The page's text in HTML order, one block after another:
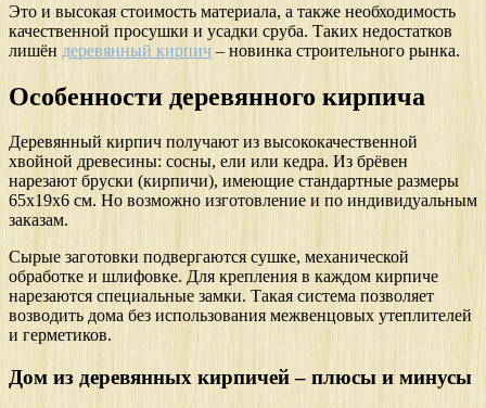
Это и высокая стоимость материала, а также необходимость
качественной просушки и усадки сруба. Таких недостатков
лишён деревянный кирпич – новинка строительного рынка.
Особенности деревянного кирпича
Деревянный кирпич получают из высококачественной
хвойной древесины: сосны, ели или кедра. Из брёвен
нарезают бруски (кирпичи), имеющие стандартные размеры
65x19x6 см. Но возможно изготовление и по индивидуальным
заказам.
Сырые заготовки подвергаются сушке, механической
обработке и шлифовке. Для крепления в каждом кирпиче
нарезаются специальные замки. Такая система позволяет
возводить дома без использования межвенцовых утеплителей
и герметиков.
Дом из деревянных кирпичей – плюсы и минусы